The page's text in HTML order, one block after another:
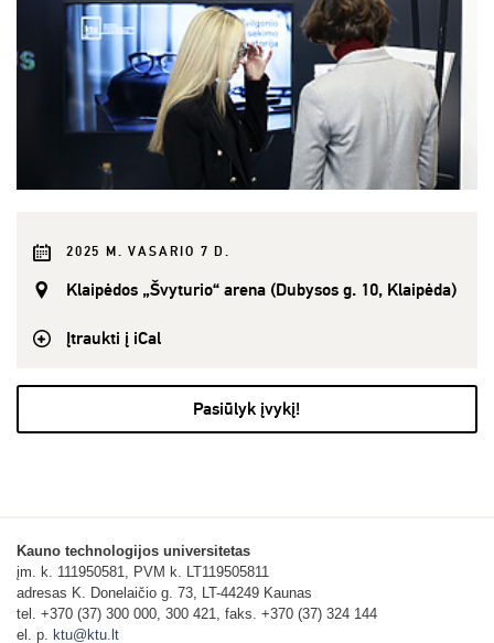
2025 M. VASARIO 7 D.
Klaipėdos „Švyturio“ arena (Dubysos g. 10, Klaipėda)
Įtraukti į iCal
Pasiūlyk įvykį!
Kauno technologijos universitetas
įm. k. 111950581, PVM k. LT119505811
adresas K. Donelaičio g. 73, LT-44249 Kaunas
tel. +370 (37) 300 000, 300 421, faks. +370 (37) 324 144
el. p. ktu@ktu.lt